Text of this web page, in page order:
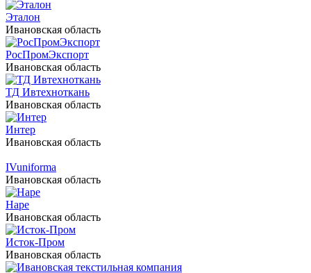
Эталон
Ивановская область
РосПромЭкспорт
Ивановская область
ТД Ивтехноткань
Ивановская область
Интер
Ивановская область
IVuniforma
Ивановская область
Наре
Ивановская область
Исток-Пром
Ивановская область